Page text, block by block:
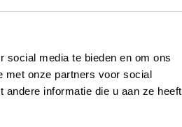
social media te bieden en om ons
met onze partners voor social
informatie die u aan ze heeft